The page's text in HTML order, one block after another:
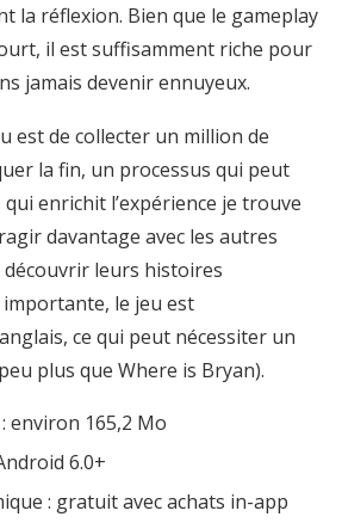
la réflexion. Bien que le gameplay
il est suffisamment riche pour
jamais devenir ennuyeux.
est de collecter un million de
la fin, un processus qui peut
enrichit l’expérience je trouve
davantage avec les autres
leurs histoires
le jeu est
ce qui peut nécessiter un
plus que Where is Bryan).
environ 165,2 Mo
6.0+
: gratuit avec achats in-app